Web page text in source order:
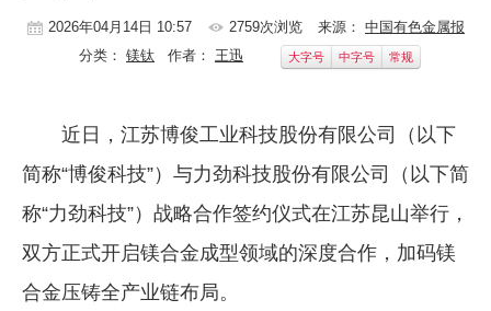
有色市场
党建工作
企业文化
《资源再生》杂志
2026年04月14日 10:57 2759次浏览 来源： 中国有色金属报
分类： 镁钛 作者： 王迅 大字号 中字号 常规
近日，江苏博俊工业科技股份有限公司（以下
简称“博俊科技”）与力劲科技股份有限公司（以下简
称“力劲科技”）战略合作签约仪式在江苏昆山举行，
双方正式开启镁合金成型领域的深度合作，加码镁
合金压铸全产业链布局。